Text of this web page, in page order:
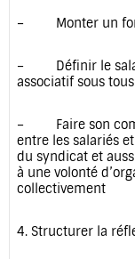
– Monter un
– Définir le
associatif sous
– Faire son
entre les salariés
du syndicat et
à une volonté
collectivement
4. Structurer la